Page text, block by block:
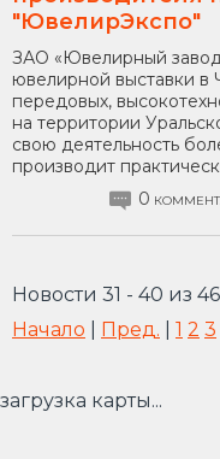
"ЮвелирЭкспо"
ЗАО «Ювелирный
ювелирной выставки в
передовых,
на территории
свою деятельность
производит
0
Новости 31 - 40 из 46
Начало
Пред. 1 2 3
загрузка карты...